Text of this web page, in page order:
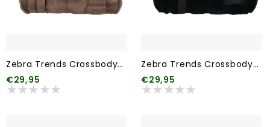
Zebra Trends Crossbodytas Milou 119 Donkertaupe
€29,95
Zebra Trends Crossbodytas Milou 001 Zwart
€29,95